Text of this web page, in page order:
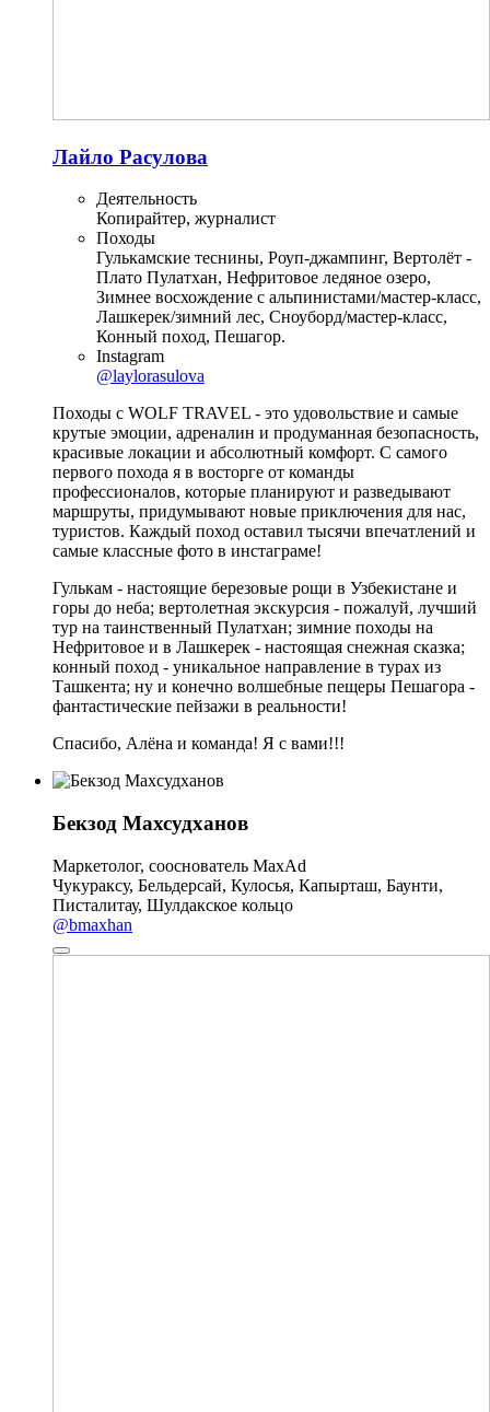
Лайло Расулова
Деятельность
Копирайтер, журналист
Походы
Гулькамские теснины, Роуп-джампинг, Вертолёт -
Плато Пулатхан, Нефритовое ледяное озеро,
Зимнее восхождение с альпинистами/мастер-класс,
Лашкерек/зимний лес, Сноуборд/мастер-класс,
Конный поход, Пешагор.
Instagram
@laylorasulova
Походы с WOLF TRAVEL - это удовольствие и самые
крутые эмоции, адреналин и продуманная безопасность,
красивые локации и абсолютный комфорт. С самого
первого похода я в восторге от команды
профессионалов, которые планируют и разведывают
маршруты, придумывают новые приключения для нас,
туристов. Каждый поход оставил тысячи впечатлений и
самые классные фото в инстаграме!
Гулькам - настоящие березовые рощи в Узбекистане и
горы до неба; вертолетная экскурсия - пожалуй, лучший
тур на таинственный Пулатхан; зимние походы на
Нефритовое и в Лашкерек - настоящая снежная сказка;
конный поход - уникальное направление в турах из
Ташкента; ну и конечно волшебные пещеры Пешагора -
фантастические пейзажи в реальности!
Спасибо, Алёна и команда! Я с вами!!!
Бекзод Махсудханов
Маркетолог, сооснователь MaxAd
Чукураксу, Бельдерсай, Кулосья, Капырташ, Баунти,
Писталитау, Шулдакское кольцо
@bmaxhan